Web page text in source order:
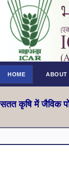
HOME ABOUT
सतत कृषि में जैविक